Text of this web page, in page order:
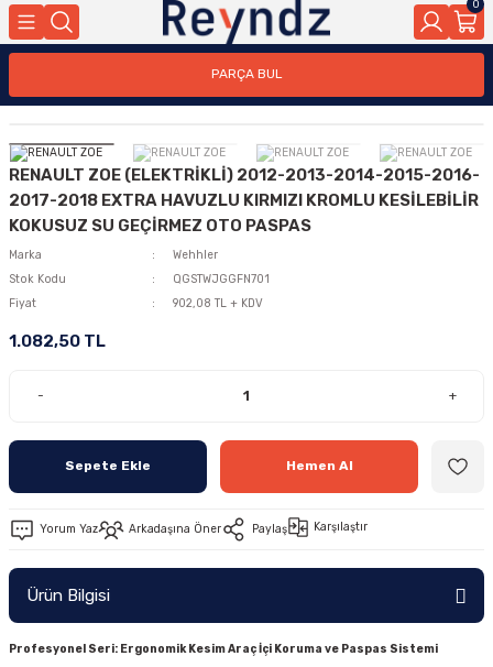
0
PARÇA BUL
RENAULT ZOE (ELEKTRİKLİ) 2012-2013-2014-2015-2016-
2017-2018 EXTRA HAVUZLU KIRMIZI KROMLU KESİLEBİLİR
KOKUSUZ SU GEÇİRMEZ OTO PASPAS
Marka
Wehhler
Stok Kodu
QGSTWJGGFN701
Fiyat
902,08 TL + KDV
1.082,50 TL
- +
Sepete Ekle Hemen Al
Yorum Yaz Arkadaşına Öner Paylaş Karşılaştır
Ürün Bilgisi
Profesyonel Seri: Ergonomik Kesim Araç İçi Koruma ve Paspas Sistemi